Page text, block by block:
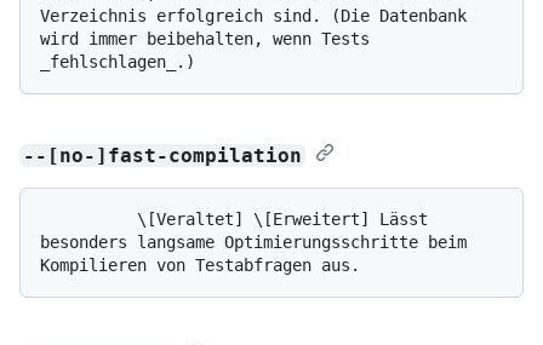
Verzeichnis erfolgreich sind. (Die Datenbank
wird immer beibehalten, wenn Tests
--[no-]fast-compilation
besonders langsame Optimierungsschritte beim